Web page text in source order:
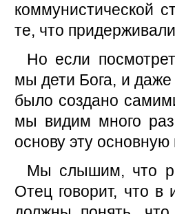
коммунистической
те, что
Но если
мы дети Бога, и
было создано
мы видим много
основу эту
Мы слышим, что
Отец говорит, что